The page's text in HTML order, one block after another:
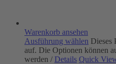
Warenkorb ansehen
Ausführung wählen Dieses
auf. Die Optionen können
werden / Details Quick